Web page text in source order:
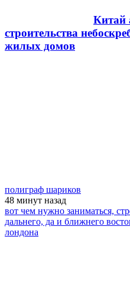
Китай
строительства
жилых домов
полиграф шариков
48 минут назад
вот чем нужно заниматься,
дальнего, да и ближнего
лондона